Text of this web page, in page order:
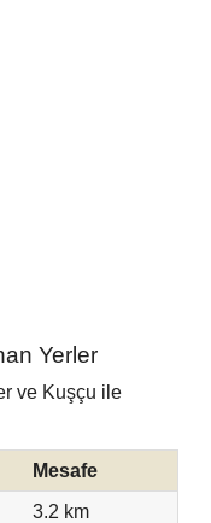
Yerler
ve Kuşçu ile
Mesafe
3.2 km